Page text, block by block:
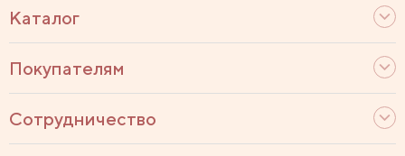
Каталог
Покупателям
Сотрудничество